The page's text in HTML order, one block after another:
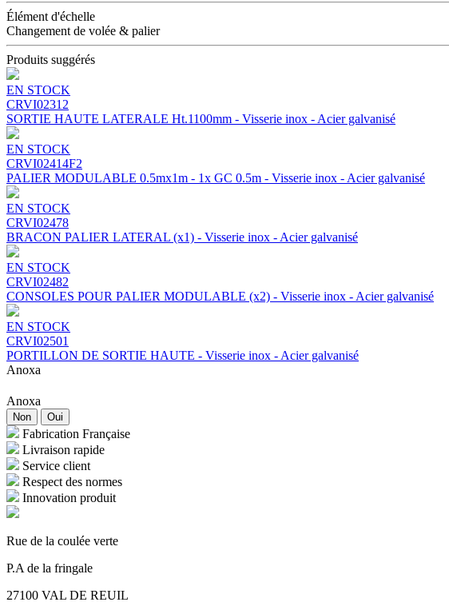
Élément d'échelle
Changement de volée & palier
Produits suggérés
EN STOCK
CRVI02312
SORTIE HAUTE LATERALE Ht.1100mm - Visserie inox - Acier galvanisé
EN STOCK
CRVI02414F2
PALIER MODULABLE 0.5mx1m - 1x GC 0.5m - Visserie inox - Acier galvanisé
EN STOCK
CRVI02478
BRACON PALIER LATERAL (x1) - Visserie inox - Acier galvanisé
EN STOCK
CRVI02482
CONSOLES POUR PALIER MODULABLE (x2) - Visserie inox - Acier galvanisé
EN STOCK
CRVI02501
PORTILLON DE SORTIE HAUTE - Visserie inox - Acier galvanisé
Anoxa
Anoxa
Non Oui
Fabrication Française
Livraison rapide
Service client
Respect des normes
Innovation produit
Rue de la coulée verte
P.A de la fringale
27100 VAL DE REUIL